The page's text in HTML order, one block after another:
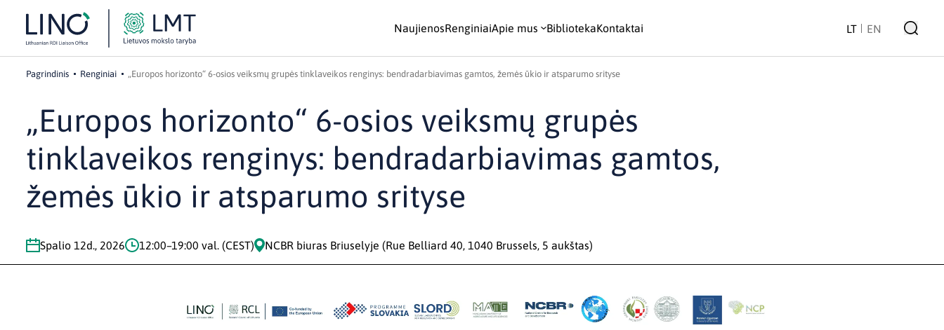
NaujienosRenginiaiApie mus BibliotekaKontaktai LT EN
Pagrindinis Renginiai „Europos horizonto“ 6-osios veiksmų grupės tinklaveikos renginys: bendradarbiavimas gamtos, žemės ūkio ir atsparumo srityse
„Europos horizonto“ 6-osios veiksmų grupės
tinklaveikos renginys: bendradarbiavimas gamtos,
žemės ūkio ir atsparumo srityse
Spalio 12d., 2026 12:00–19:00 val. (CEST) NCBR biuras Briuselyje (Rue Belliard 40, 1040 Brussels, 5 aukštas)